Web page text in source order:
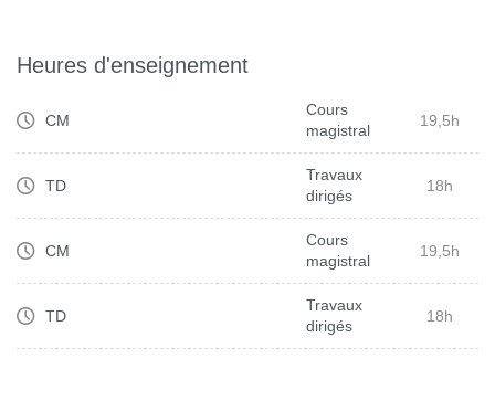
Heures d'enseignement
CM
Cours
magistral
19,5h
TD
Travaux
dirigés
18h
CM
Cours
magistral
19,5h
TD
Travaux
dirigés
18h